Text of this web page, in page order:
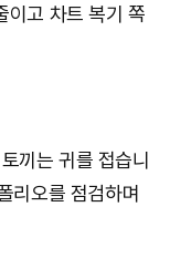
이고 차트 복기 쪽
끼는 귀를 접습니
리오를 점검하며